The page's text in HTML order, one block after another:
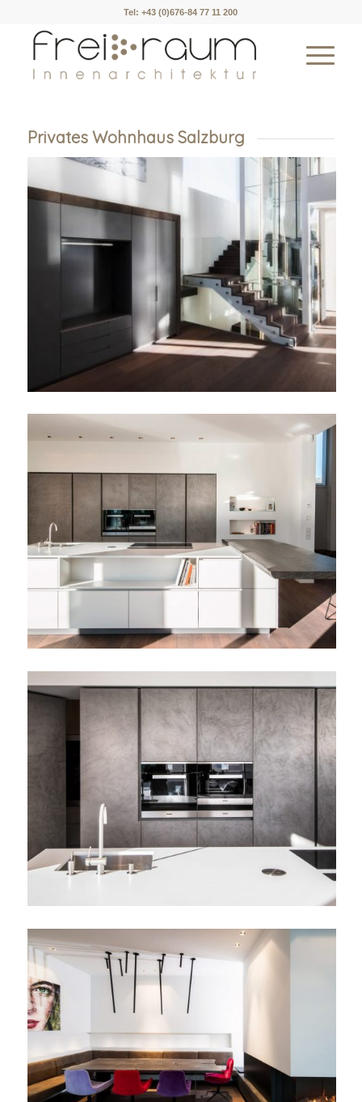
Tel: +43 (0)676-84 77 11 200
Privates Wohnhaus Salzburg